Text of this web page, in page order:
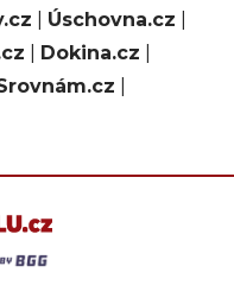
Úschovna.cz
Dokina.cz